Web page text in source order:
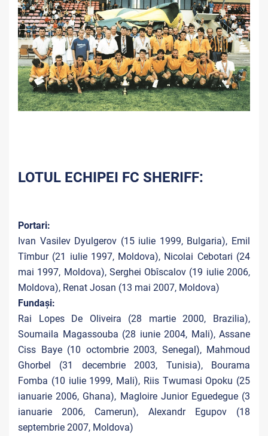
LOTUL ECHIPEI FC SHERIFF:
Portari:
Ivan Vasilev Dyulgerov (15 iulie 1999, Bulgaria), Emil
Tîmbur (21 iulie 1997, Moldova), Nicolai Cebotari (24
mai 1997, Moldova), Serghei Obîscalov (19 iulie 2006,
Moldova), Renat Josan (13 mai 2007, Moldova)
Fundași:
Rai Lopes De Oliveira (28 martie 2000, Brazilia),
Soumaila Magassouba (28 iunie 2004, Mali), Assane
Ciss Baye (10 octombrie 2003, Senegal), Mahmoud
Ghorbel (31 decembrie 2003, Tunisia), Bourama
Fomba (10 iulie 1999, Mali), Riis Twumasi Opoku (25
ianuarie 2006, Ghana), Magloire Junior Eguedegue (3
ianuarie 2006, Camerun), Alexandr Egupov (18
septembrie 2007, Moldova)